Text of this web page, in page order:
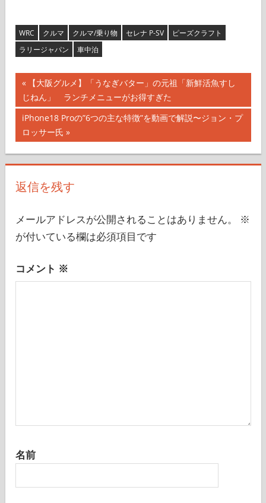
WRC クルマ クルマ/乗り物 セレナ P-SV
ピーズクラフト
ラリージャパン
車中泊
投
稿
ナ
ビ
ゲ
ー
シ
ョ
ン
前
の
記
事:
【大阪グルメ】「うなぎバター」の元祖「新鮮活魚すし
じねん」 ランチメニューがお得すぎた
次
の
記
iPhone18 Proの”6つの主な特徴”を動画で解説〜ジョン・プ
ロッサー氏
返信を残す
メールアドレスが公開されることはありません。
※
が付いている欄は必須項目です
コメント ※
名前